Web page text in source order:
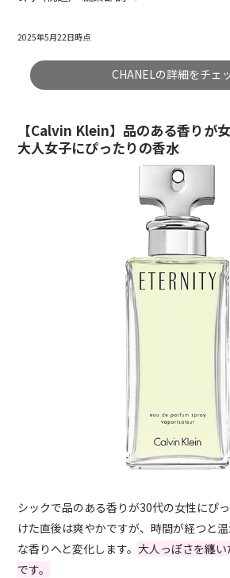
2025年5月22日時点
CHANELの詳細をチェ
【Calvin Klein】品のある香りが
大人女子にぴったりの香水
シックで品のある香りが30代の女性にぴ
けた直後は爽やかですが、時間が経つと
な香りへと変化します。大人っぽさを纏
です。